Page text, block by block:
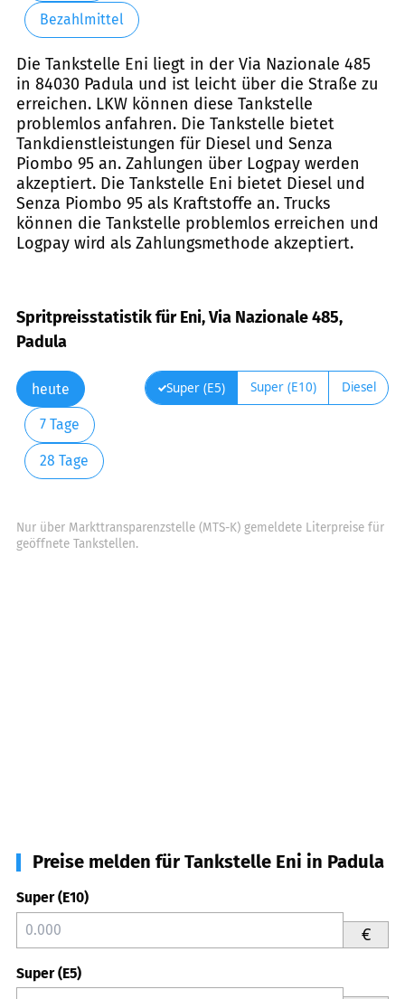
Bezahlmittel
Die Tankstelle Eni liegt in der Via Nazionale 485
in 84030 Padula und ist leicht über die Straße zu
erreichen. LKW können diese Tankstelle
problemlos anfahren. Die Tankstelle bietet
Tankdienstleistungen für Diesel und Senza
Piombo 95 an. Zahlungen über Logpay werden
akzeptiert. Die Tankstelle Eni bietet Diesel und
Senza Piombo 95 als Kraftstoffe an. Trucks
können die Tankstelle problemlos erreichen und
Logpay wird als Zahlungsmethode akzeptiert.
Spritpreisstatistik für Eni, Via Nazionale 485,
Padula
heute
7 Tage
28 Tage
Super (E5) Super (E10) Diesel
Nur über Markttransparenzstelle (MTS-K) gemeldete Literpreise für
geöffnete Tankstellen.
Preise melden für Tankstelle Eni in Padula
Super (E10)
€
Super (E5)